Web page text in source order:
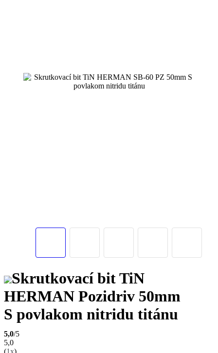
Skrutkovací bit TiN
HERMAN Pozidriv 50mm
S povlakom nitridu titánu
5,0/5
5,0